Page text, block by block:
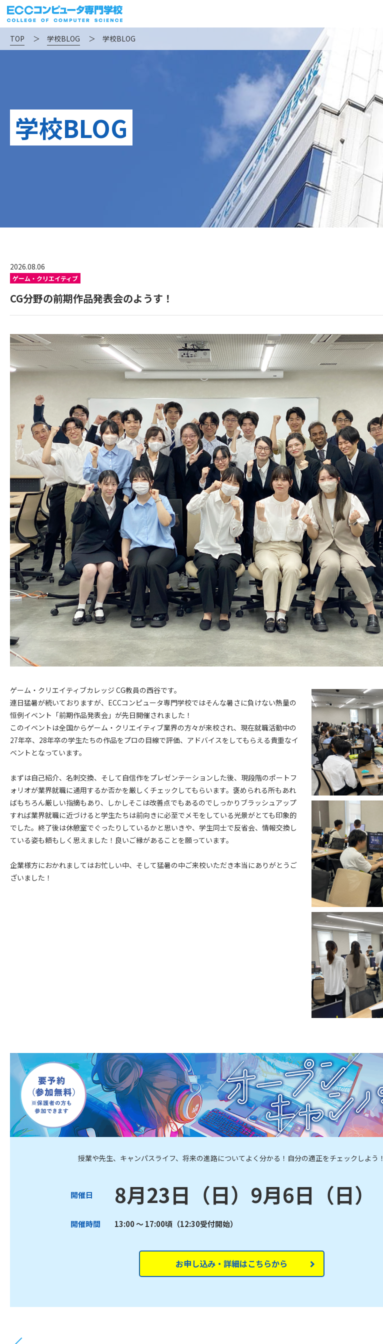
TOP ＞ 学校BLOG ＞ 学校BLOG
学校BLOG
2026.08.06
ゲーム・クリエイティブ
CG分野の前期作品発表会のようす！
ゲーム・クリエイティブカレッジ CG教員の西谷です。
連日猛暑が続いておりますが、ECCコンピュータ専門学校ではそんな暑さに負けない熱量の
恒例イベント「前期作品発表会」が先日開催されました！
このイベントは全国からゲーム・クリエイティブ業界の方々が来校され、現在就職活動中の
27年卒、28年卒の学生たちの作品をプロの目線で評価、アドバイスをしてもらえる貴重なイ
ベントとなっています。
まずは自己紹介、名刺交換、そして自信作をプレゼンテーションした後、現段階のポートフ
ォリオが業界就職に通用するか否かを厳しくチェックしてもらいます。褒められる所もあれ
ばもちろん厳しい指摘もあり、しかしそこは改善点でもあるのでしっかりブラッシュアップ
すれば業界就職に近づけると学生たちは前向きに必至でメモをしている光景がとても印象的
でした。終了後は休憩室でぐったりしているかと思いきや、学生同士で反省会、情報交換し
ている姿も頼もしく思えました！良いご縁があることを願っています。
企業様方におかれましてはお忙しい中、そして猛暑の中ご来校いただき本当にありがとうご
ざいました！
授業や先生、キャンパスライフ、将来の進路についてよく分かる！自分の適正をチェックしよう！
開催日 8月23日（日）9月6日（日）
開催時間 13:00 ～ 17:00頃（12:30受付開始）
お申し込み・詳細はこちらから